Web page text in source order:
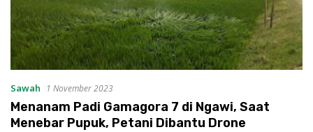
Sawah 1 November 2023
Menanam Padi Gamagora 7 di Ngawi, Saat
Menebar Pupuk, Petani Dibantu Drone